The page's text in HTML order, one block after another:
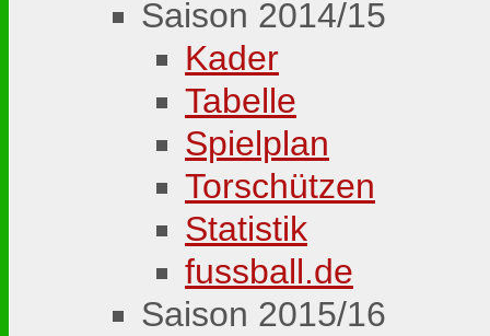
Saison 2014/15
Kader
Tabelle
Spielplan
Torschützen
Statistik
fussball.de
Saison 2015/16